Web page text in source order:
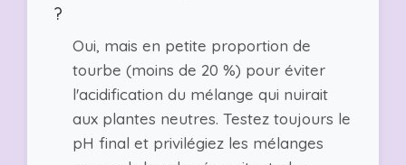
?
Oui, mais en petite proportion de
tourbe (moins de 20 %) pour éviter
l'acidification du mélange qui nuirait
aux plantes neutres. Testez toujours le
pH final et privilégiez les mélanges